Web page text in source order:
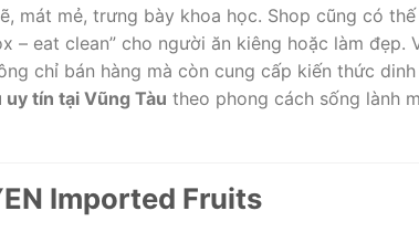
mát mẻ, trưng bày khoa học. Shop cũng có
– eat clean” cho người ăn kiêng hoặc làm đẹp.
chỉ bán hàng mà còn cung cấp kiến thức
tín tại Vũng Tàu theo phong cách sống lành
Imported Fruits